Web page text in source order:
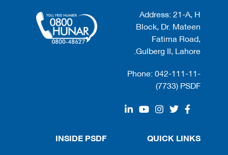
Address: 21-A, H
Block, Dr. Mateen
Fatima Road,
Gulberg II, Lahore.
Phone: 042-111-11-
(7733) PSDF
QUICK LINKS
INSIDE PSDF